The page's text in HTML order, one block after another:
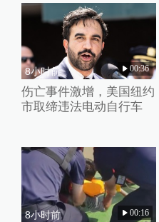
8小时前 00:36
伤亡事件激增，美国纽约
市取缔违法电动自行车
8小时前 00:16